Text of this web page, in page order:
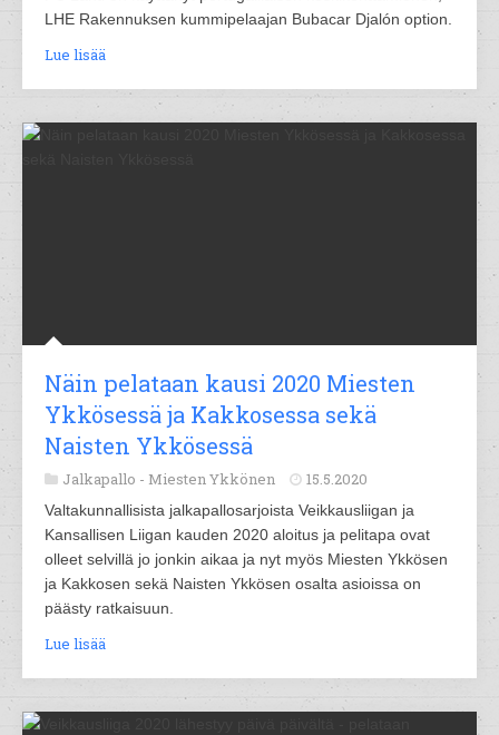
LHE Rakennuksen kummipelaajan Bubacar Djalón option.
Lue lisää
Näin pelataan kausi 2020 Miesten
Ykkösessä ja Kakkosessa sekä
Naisten Ykkösessä
Jalkapallo - Miesten Ykkönen 15.5.2020
Valtakunnallisista jalkapallosarjoista Veikkausliigan ja
Kansallisen Liigan kauden 2020 aloitus ja pelitapa ovat
olleet selvillä jo jonkin aikaa ja nyt myös Miesten Ykkösen
ja Kakkosen sekä Naisten Ykkösen osalta asioissa on
päästy ratkaisuun.
Lue lisää